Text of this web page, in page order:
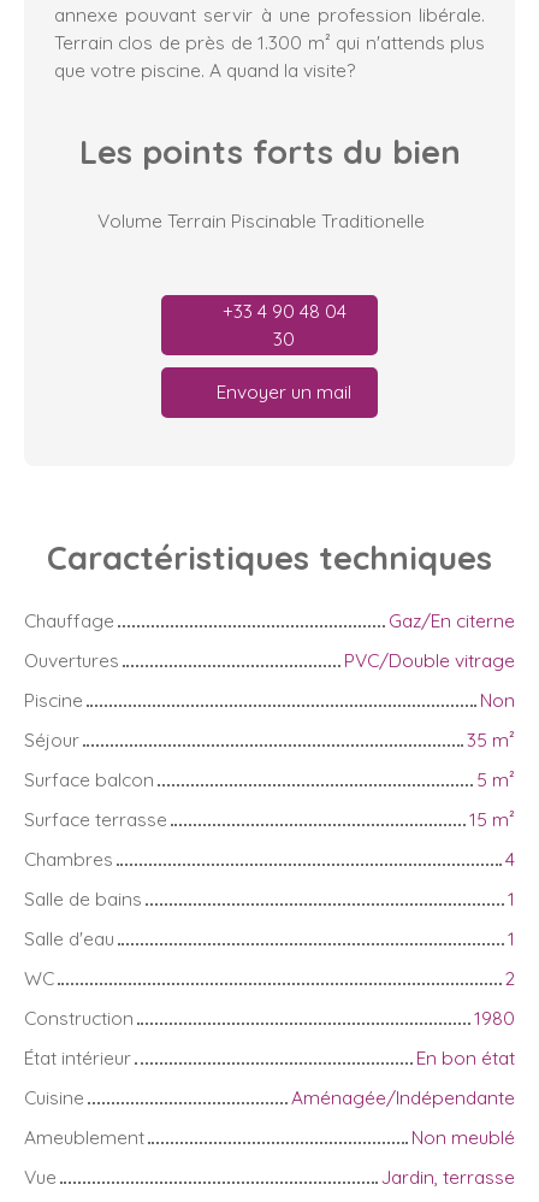
annexe pouvant servir à une profession libérale.
Terrain clos de près de 1.300 m² qui n'attends plus
que votre piscine. A quand la visite?
Les points forts du bien
Volume Terrain Piscinable Traditionelle
+33 4 90 48 04
30
Envoyer un mail
Caractéristiques techniques
Chauffage
Gaz/En citerne
Ouvertures
PVC/Double vitrage
Piscine
Non
Séjour
35 m²
Surface balcon
5 m²
Surface terrasse
15 m²
Chambres
4
Salle de bains
1
Salle d'eau
1
WC
2
Construction
1980
État intérieur
En bon état
Cuisine
Aménagée/Indépendante
Ameublement
Non meublé
Vue
Jardin, terrasse